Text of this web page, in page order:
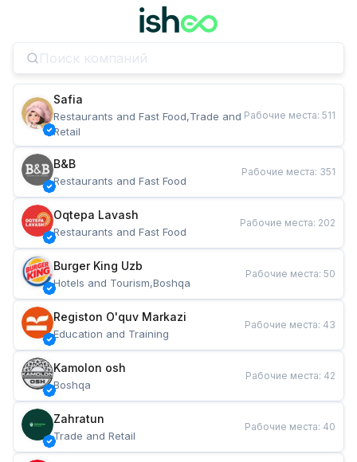
Safia
Restaurants and Fast Food,Trade and
Retail
Рабочие места: 511
B&B
Restaurants and Fast Food
Рабочие места: 351
Oqtepa Lavash
Restaurants and Fast Food
Рабочие места: 202
Burger King Uzb
Hotels and Tourism,Boshqa
Рабочие места: 50
Registon O'quv Markazi
Education and Training
Рабочие места: 43
Kamolon osh
Boshqa
Рабочие места: 42
Zahratun
Trade and Retail
Рабочие места: 40